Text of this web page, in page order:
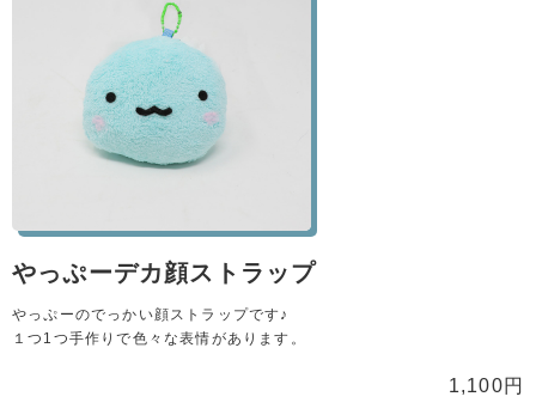
やっぷーデカ顔ストラップ
やっぷーのでっかい顔ストラップです♪
１つ1つ手作りで色々な表情があります。
1,100円